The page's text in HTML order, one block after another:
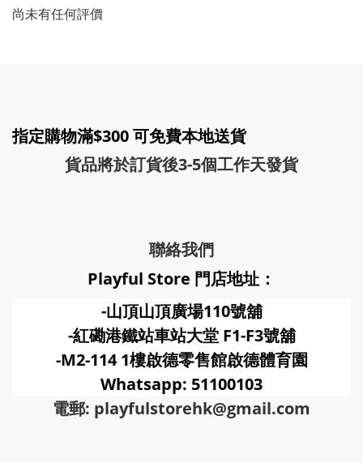
尚未有任何評價
指定購物滿$300 可免費本地送貨
貨品將於訂貨後3-5個工作天發貨
聯絡我們
Playful Store 門店地址：
-山頂山頂廣場110號舖
-紅磡港鐵站車站大堂 F1-F3號舖
-M2-114 1樓啟德零售館啟德體育園
Whatsapp: 51100103
電郵: playfulstorehk@gmail.com